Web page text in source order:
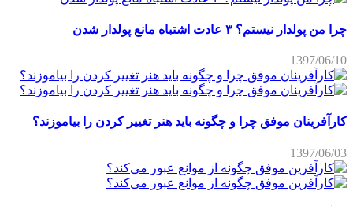
چرا من پولدار نیستم؟ ۳ عادت اشتباه مانع پولدار شدن
1397/06/10
کارآفرینان موفق چرا و چگونه باید هنر تغییر کردن را بیاموزند؟
1397/06/03